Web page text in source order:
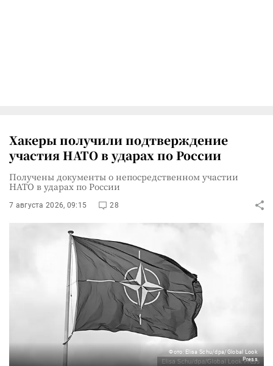
Хакеры получили подтверждение
участия НАТО в ударах по России
Получены документы о непосредственном участии
НАТО в ударах по России
7 августа 2026, 09:15 28
Фото: Elisa Schu/dpa/Global Look
Press